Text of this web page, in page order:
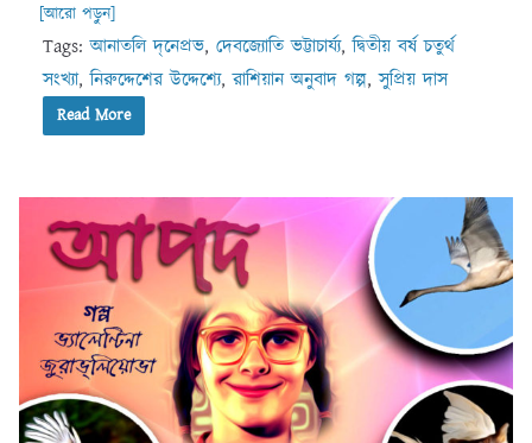
[আরো পড়ুন]
Tags:আনাতলি দ্‌নেপ্রভ, দেবজ্যোতি ভট্টাচার্য্য,দ্বিতীয় বর্ষ চতুর্থ
সংখ্যা,নিরুদ্দেশের উদ্দেশ্যে,রাশিয়ান অনুবাদ গল্প,সুপ্রিয় দাস
Read More